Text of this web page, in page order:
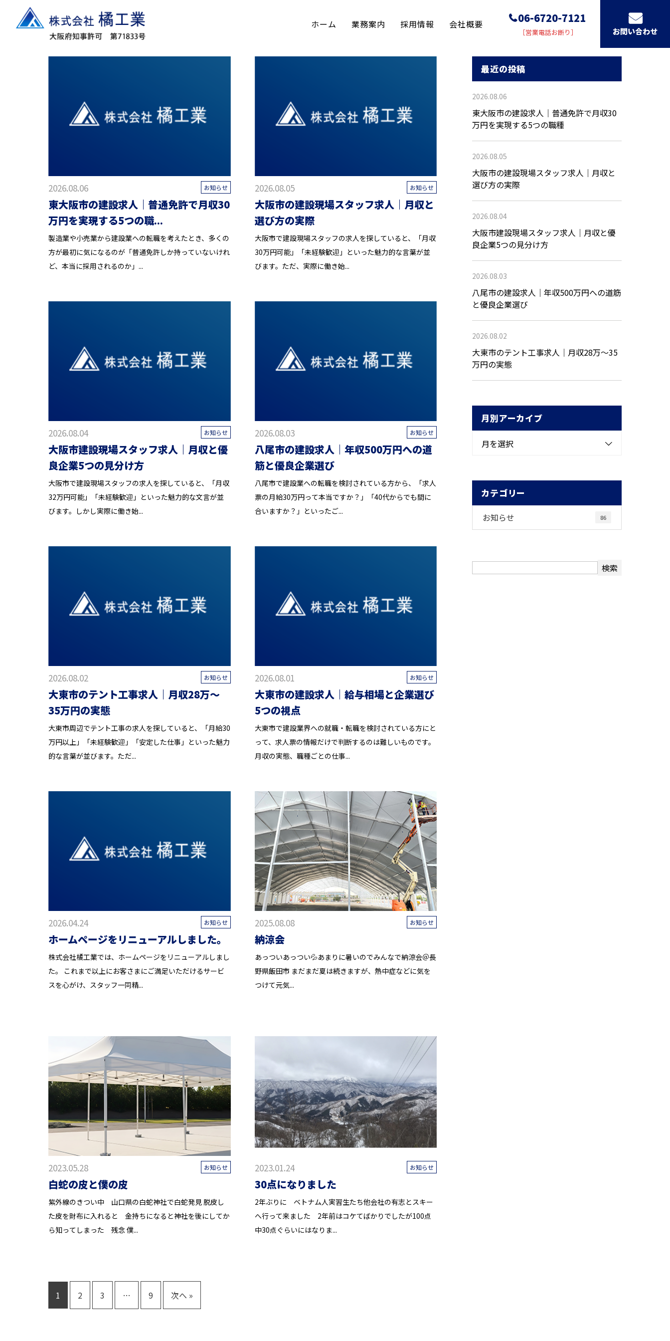
ホーム 業務案内 採用情報 会社概要 06-6720-7121
［営業電話お断り］ お問い合わせ
ブログ
BLOG
2026.08.06 お知らせ
東大阪市の建設求人｜普通免許で月収30
万円を実現する5つの職...
製造業や小売業から建設業への転職を考えたとき、多くの
方が最初に気になるのが「普通免許しか持っていないけれ
ど、本当に採用されるのか」...
2026.08.05 お知らせ
大阪市の建設現場スタッフ求人｜月収と
選び方の実際
大阪市で建設現場スタッフの求人を探していると、「月収
30万円可能」「未経験歓迎」といった魅力的な言葉が並
びます。ただ、実際に働き始...
2026.08.04 お知らせ
大阪市建設現場スタッフ求人｜月収と優
良企業5つの見分け方
大阪市で建設現場スタッフの求人を探していると、「月収
32万円可能」「未経験歓迎」といった魅力的な文言が並
びます。しかし実際に働き始...
2026.08.03 お知らせ
八尾市の建設求人｜年収500万円への道
筋と優良企業選び
八尾市で建設業への転職を検討されている方から、「求人
票の月給30万円って本当ですか？」「40代からでも間に
合いますか？」といったご...
2026.08.02 お知らせ
大東市のテント工事求人｜月収28万〜
35万円の実態
大東市周辺でテント工事の求人を探していると、「月給30
万円以上」「未経験歓迎」「安定した仕事」といった魅力
的な言葉が並びます。ただ...
2026.08.01 お知らせ
大東市の建設求人｜給与相場と企業選び
5つの視点
大東市で建設業界への就職・転職を検討されている方にと
って、求人票の情報だけで判断するのは難しいものです。
月収の実態、職種ごとの仕事...
2026.04.24 お知らせ
ホームページをリニューアルしました。
株式会社橘工業では、ホームページをリニューアルしまし
た。 これまで以上にお客さまにご満足いただけるサービ
スを心がけ、スタッフ一同精...
2025.08.08 お知らせ
納涼会
あっついあっつい💦あまりに暑いのでみんなで納涼会＠長
野県飯田市 まだまだ夏は続きますが、熱中症などに気を
つけて元気...
2023.05.28 お知らせ
白蛇の皮と僕の皮
紫外線のきつい中 山口県の白蛇神社で白蛇発見 脱皮し
た皮を財布に入れると 金持ちになると神社を後にしてか
ら知ってしまった 残念 僕...
2023.01.24 お知らせ
30点になりました
2年ぶりに ベトナム人実習生たち他会社の有志とスキー
へ行って来ました 2年前はコケてばかりでしたが100点
中30点ぐらいにはなりま...
1 2 3 … 9 次へ »
最近の投稿
2026.08.06
東大阪市の建設求人｜普通免許で月収30
万円を実現する5つの職種
2026.08.05
大阪市の建設現場スタッフ求人｜月収と
選び方の実際
2026.08.04
大阪市建設現場スタッフ求人｜月収と優
良企業5つの見分け方
2026.08.03
八尾市の建設求人｜年収500万円への道筋
と優良企業選び
2026.08.02
大東市のテント工事求人｜月収28万〜35
万円の実態
月別アーカイブ
月を選択
カテゴリー
お知らせ 86